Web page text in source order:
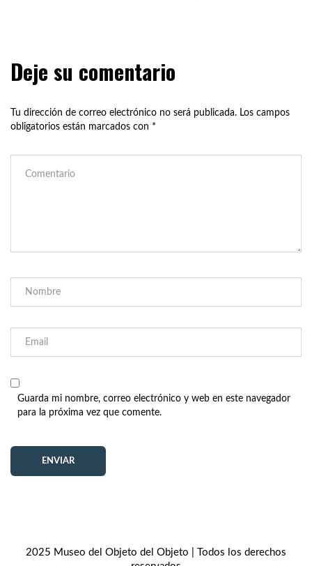
Deje su comentario
Tu dirección de correo electrónico no será publicada. Los campos
obligatorios están marcados con *
Guarda mi nombre, correo electrónico y web en este navegador
para la próxima vez que comente.
2025 Museo del Objeto del Objeto | Todos los derechos